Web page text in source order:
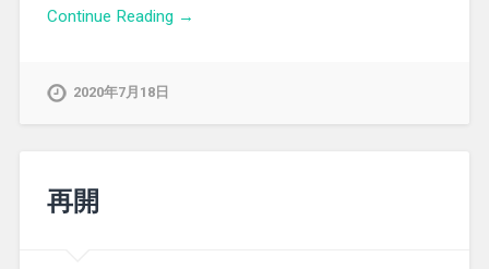
Continue Reading →
2020年7月18日
再開